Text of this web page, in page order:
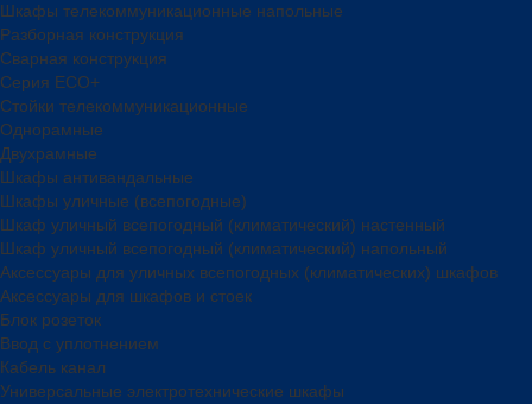
Шкафы телекоммуникационные напольные
Разборная конструкция
Сварная конструкция
Серия ECO+
Стойки телекоммуникационные
Однорамные
Двухрамные
Шкафы антивандальные
Шкафы уличные (всепогодные)
Шкаф уличный всепогодный (климатический) настенный
Шкаф уличный всепогодный (климатический) напольный
Аксессуары для уличных всепогодных (климатических) шкафов
Аксессуары для шкафов и стоек
Блок розеток
Ввод с уплотнением
Кабель канал
Универсальные электротехнические шкафы